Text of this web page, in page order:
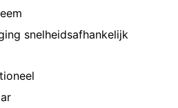
snelheidsafhankelijk